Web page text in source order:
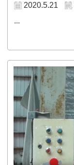
2020.5.21
...